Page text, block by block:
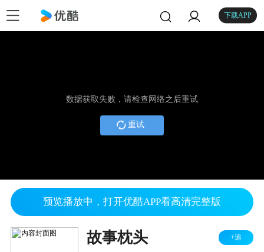
下载APP
数据获取失败，请检查网络之后重试
重试
预览播放中，打开优酷APP看高清完整版
故事枕头 +追